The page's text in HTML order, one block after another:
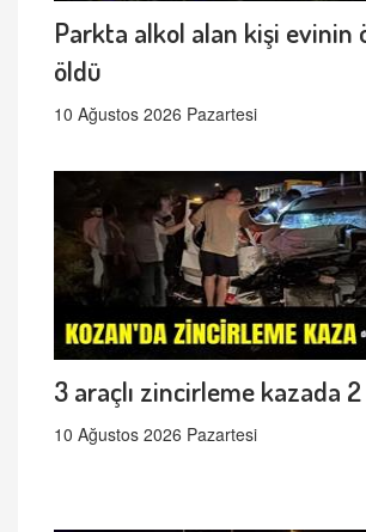
Parkta alkol alan kişi evinin
öldü
10 Ağustos 2026 Pazartesi
3 araçlı zincirleme kazada 2
10 Ağustos 2026 Pazartesi